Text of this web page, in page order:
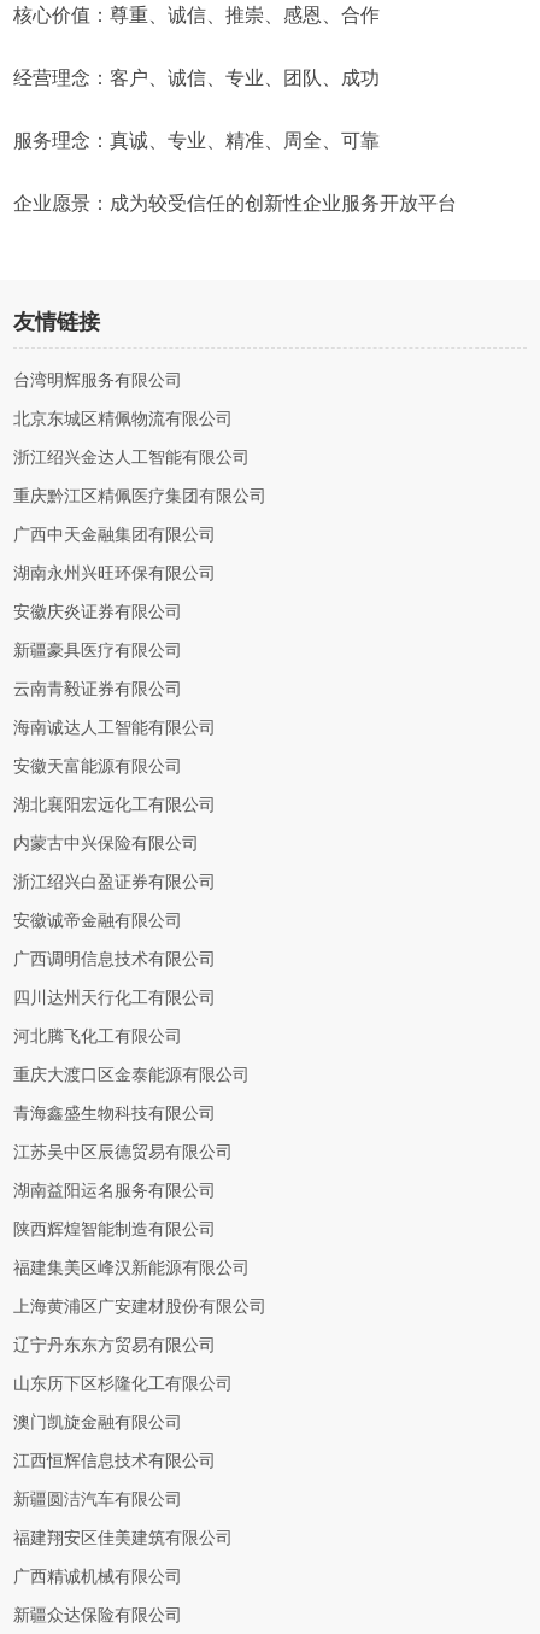
核心价值：尊重、诚信、推崇、感恩、合作
经营理念：客户、诚信、专业、团队、成功
服务理念：真诚、专业、精准、周全、可靠
企业愿景：成为较受信任的创新性企业服务开放平台
友情链接
台湾明辉服务有限公司
北京东城区精佩物流有限公司
浙江绍兴金达人工智能有限公司
重庆黔江区精佩医疗集团有限公司
广西中天金融集团有限公司
湖南永州兴旺环保有限公司
安徽庆炎证券有限公司
新疆豪具医疗有限公司
云南青毅证券有限公司
海南诚达人工智能有限公司
安徽天富能源有限公司
湖北襄阳宏远化工有限公司
内蒙古中兴保险有限公司
浙江绍兴白盈证券有限公司
安徽诚帝金融有限公司
广西调明信息技术有限公司
四川达州天行化工有限公司
河北腾飞化工有限公司
重庆大渡口区金泰能源有限公司
青海鑫盛生物科技有限公司
江苏吴中区辰德贸易有限公司
湖南益阳运名服务有限公司
陕西辉煌智能制造有限公司
福建集美区峰汉新能源有限公司
上海黄浦区广安建材股份有限公司
辽宁丹东东方贸易有限公司
山东历下区杉隆化工有限公司
澳门凯旋金融有限公司
江西恒辉信息技术有限公司
新疆圆洁汽车有限公司
福建翔安区佳美建筑有限公司
广西精诚机械有限公司
新疆众达保险有限公司